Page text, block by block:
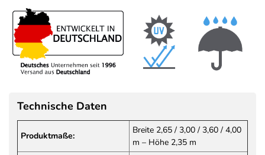
Technische Daten
Produktmaße:
Breite 2,65 / 3,00 / 3,60 / 4,00
m – Höhe 2,35 m